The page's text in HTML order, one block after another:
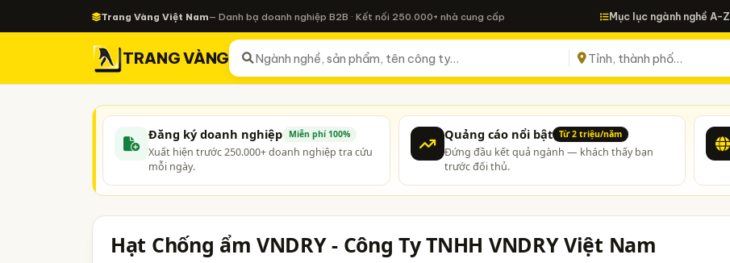
Trang Vàng Việt Nam— Danh bạ doanh nghiệp B2B · Kết nối 250.000+ nhà cung cấp Mục lục ngành nghề A-Z
TRANG VÀNG
Đăng ký doanh nghiệp Miễn phí 100%
Xuất hiện trước 250.000+ doanh nghiệp tra cứu
mỗi ngày.
Quảng cáo nổi bật Từ 2 triệu/năm
Đứng đầu kết quả ngành — khách thấy bạn
trước đối thủ.
Hạt Chống ẩm VNDRY - Công Ty TNHH VNDRY Việt Nam